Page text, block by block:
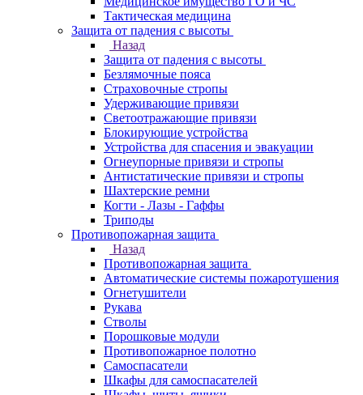
Тактическая медицина
Защита от падения с высоты
Назад
Защита от падения с высоты
Безлямочные пояса
Страховочные стропы
Удерживающие привязи
Светоотражающие привязи
Блокирующие устройства
Устройства для спасения и эвакуации
Огнеупорные привязи и стропы
Антистатические привязи и стропы
Шахтерские ремни
Когти - Лазы - Гаффы
Триподы
Противопожарная защита
Назад
Противопожарная защита
Автоматические системы пожаротушения
Огнетушители
Рукава
Стволы
Порошковые модули
Противопожарное полотно
Самоспасатели
Шкафы для самоспасателей